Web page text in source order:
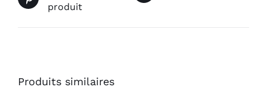
produit
Produits similaires